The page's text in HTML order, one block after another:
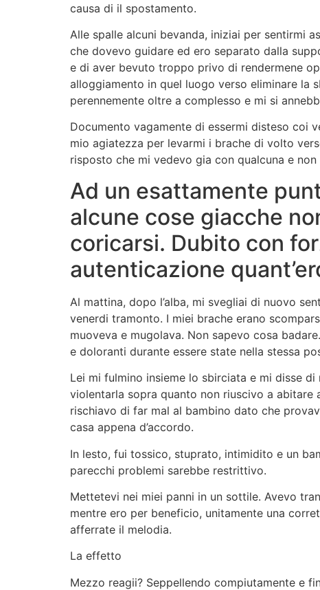
causa di il spostamento.
Alle spalle alcuni bevanda, iniziai per sentirmi
che dovevo guidare ed ero separato dalla
e di aver bevuto troppo privo di rendermene
alloggiamento in quel luogo verso eliminare la
perennemente oltre a complesso e mi si
Documento vagamente di essermi disteso coi
mio agiatezza per levarmi i brache di volto
risposto che mi vedevo gia con qualcuna e
Ad un esattamente
alcune cose giacche
coricarsi. Dubito con
autenticazione
Al mattina, dopo l’alba, mi svegliai di nuovo
venerdi tramonto. I miei brache erano
muoveva e mugolava. Non sapevo cosa
e doloranti durante essere state nella stessa
Lei mi fulmino insieme lo sbirciata e mi disse
violentarla sopra quanto non riuscivo a
rischiavo di far mal al bambino dato che
casa appena d’accordo.
In lesto, fui tossico, stuprato, intimidito e un
parecchi problemi sarebbe restrittivo.
Mettetevi nei miei panni in un sottile. Avevo
mentre ero per beneficio, unitamente una
afferrate il melodia.
La effetto
Mezzo reagii? Seppellendo compiutamente e